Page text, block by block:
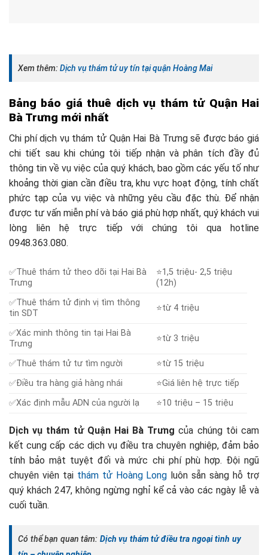
Xem thêm: Dịch vụ thám tử uy tín tại quận Hoàng Mai
Bảng báo giá thuê dịch vụ thám tử Quận Hai
Bà Trưng mới nhất
Chi phí dịch vụ thám tử Quận Hai Bà Trưng sẽ được báo giá
chi tiết sau khi chúng tôi tiếp nhận và phân tích đầy đủ
thông tin về vụ việc của quý khách, bao gồm các yếu tố như
khoảng thời gian cần điều tra, khu vực hoạt động, tính chất
phức tạp của vụ việc và những yêu cầu đặc thù. Để nhận
được tư vấn miễn phí và báo giá phù hợp nhất, quý khách vui
lòng liên hệ trực tiếp với chúng tôi qua hotline
0948.363.080.
✅Thuê thám tử theo dõi tại Hai Bà
Trưng
⭐1,5 triệu- 2,5 triệu
(12h)
✅Thuê thám tử định vị tìm thông
tin SDT
⭐từ 4 triệu
✅Xác minh thông tin tại Hai Bà
Trưng
⭐từ 3 triệu
✅Thuê thám tử tư tìm người
⭐từ 15 triệu
✅Điều tra hàng giả hàng nhái
⭐Giá liên hệ trực tiếp
✅Xác định mẫu ADN của người lạ
⭐10 triệu – 15 triệu
Dịch vụ thám tử Quận Hai Bà Trưng của chúng tôi cam
kết cung cấp các dịch vụ điều tra chuyên nghiệp, đảm bảo
tính bảo mật tuyệt đối và mức chi phí phù hợp. Đội ngũ
chuyên viên tại thám tử Hoàng Long luôn sẵn sàng hỗ trợ
quý khách 247, không ngừng nghỉ kể cả vào các ngày lễ và
cuối tuần.
Có thể bạn quan tâm: Dịch vụ thám tử điều tra ngoại tình uy